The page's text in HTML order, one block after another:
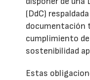
(DdC)
documentación
cumplimiento
sostenibilidad
Estas